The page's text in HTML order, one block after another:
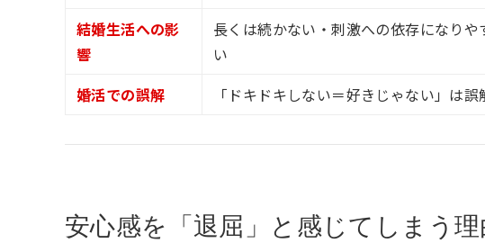
結婚生活への影
響
長くは続かない・刺激への依存になりや
い
婚活での誤解 「ドキドキしない＝好きじゃない」は誤
安心感を「退屈」と感じてしまう理